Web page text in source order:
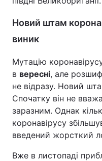
Новий штам
виник
Мутацію
в вересні, але
не відразу. Новий
Спочатку він не
заразним. Однак
коронавірусу
введений жорсткий
Вже в листопаді